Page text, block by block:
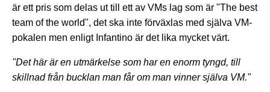
är ett pris som delas ut till ett av VMs lag som är "The best
team of the world", det ska inte förväxlas med själva VM-
pokalen men enligt Infantino är det lika mycket värt.
"Det här är en utmärkelse som har en enorm tyngd, till
skillnad från bucklan man får om man vinner själva VM."